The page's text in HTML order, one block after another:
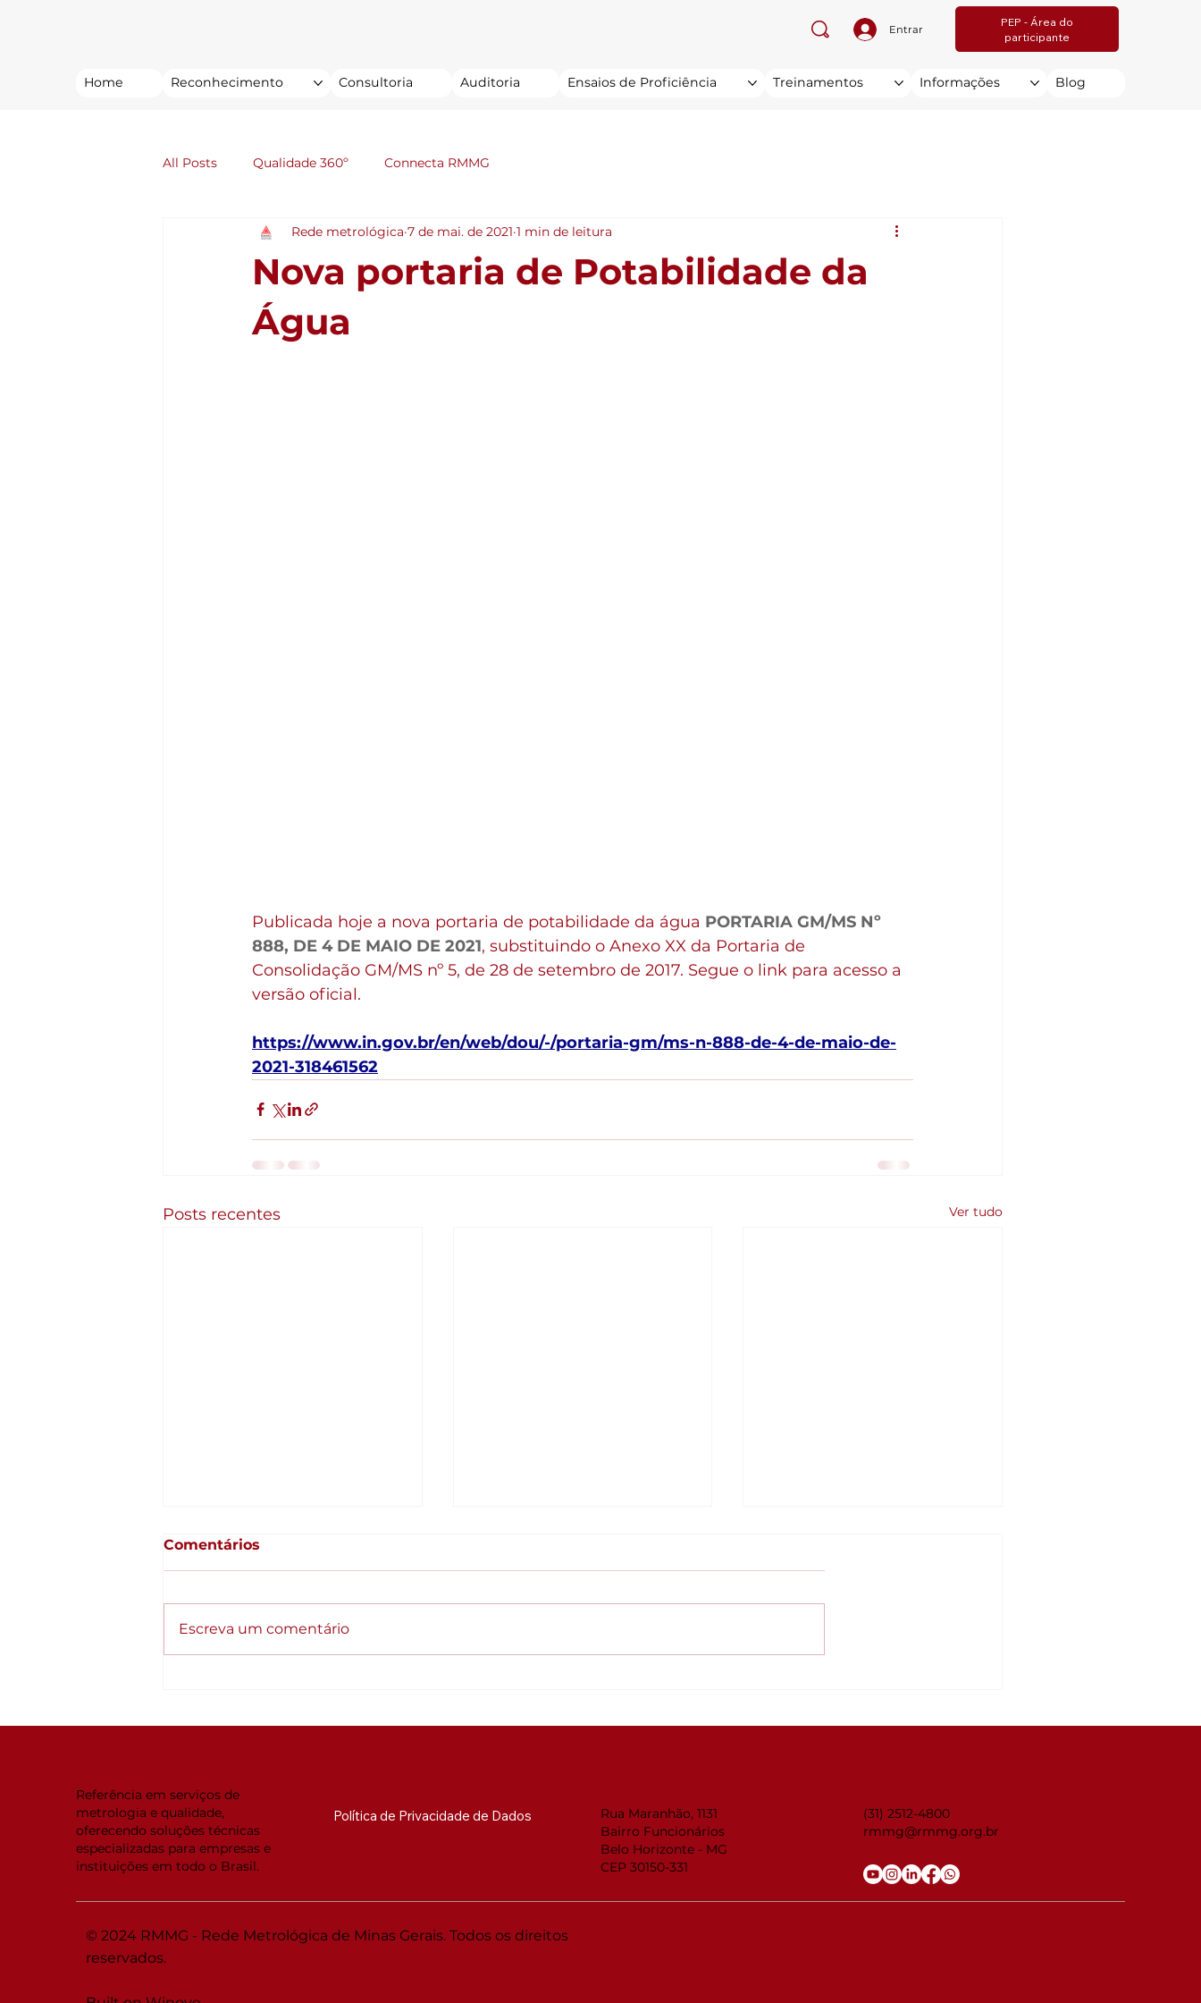
Entrar
PEP - Área do
participante
Home Reconhecimento Consultoria Auditoria Ensaios de Proficiência Treinamentos Informações Blog
All Posts Qualidade 360º Connecta RMMG
Nova portaria de Potabilidade da
Água
Rede metrológica 7 de mai. de 2021 1 min de leitura
Publicada hoje a nova portaria de potabilidade da água PORTARIA GM/MS Nº
888, DE 4 DE MAIO DE 2021, substituindo o Anexo XX da Portaria de
Consolidação GM/MS nº 5, de 28 de setembro de 2017. Segue o link para acesso a
versão oficial.
https://www.in.gov.br/en/web/dou/-/portaria-gm/ms-n-888-de-4-de-maio-de-
2021-318461562
Posts recentes Ver tudo
organizadas crescem
acreditação internacional
Sua organização está
Comentários
Escreva um comentário
Referência em serviços de
metrologia e qualidade,
oferecendo soluções técnicas
especializadas para empresas e
instituições em todo o Brasil.
Política de Privacidade de Dados
Rua Maranhão, 1131
Bairro Funcionários
Belo Horizonte - MG
CEP 30150-331
(31) 2512-4800
rmmg@rmmg.org.br
© 2024 RMMG - Rede Metrológica de Minas Gerais. Todos os direitos
reservados.